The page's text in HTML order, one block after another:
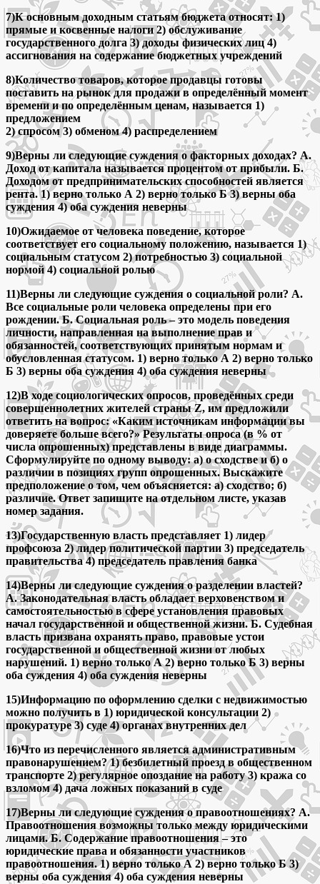
7)К основным доходным статьям бюджета относят: 1)
прямые и косвенные налоги 2) обслуживание
государственного долга 3) доходы физических лиц 4)
ассигнования на содержание бюджетных учреждений
8)Количество товаров, которое продавцы готовы
поставить на рынок для продажи в определённый момент
времени и по определённым ценам, называется 1)
предложением
2) спросом 3) обменом 4) распределением
9)Верны ли следующие суждения о факторных доходах? А.
Доход от капитала называется процентом от прибыли. Б.
Доходом от предпринимательских способностей является
рента. 1) верно только А 2) верно только Б 3) верны оба
суждения 4) оба суждения неверны
10)Ожидаемое от человека поведение, которое
соответствует его социальному положению, называется 1)
социальным статусом 2) потребностью 3) социальной
нормой 4) социальной ролью
11)Верны ли следующие суждения о социальной роли? А.
Все социальные роли человека определены при его
рождении. Б. Социальная роль – это модель поведения
личности, направленная на выполнение прав и
обязанностей, соответствующих принятым нормам и
обусловленная статусом. 1) верно только А 2) верно только
Б 3) верны оба суждения 4) оба суждения неверны
12)В ходе социологических опросов, проведённых среди
совершеннолетних жителей страны Z, им предложили
ответить на вопрос: «Каким источникам информации вы
доверяете больше всего?» Результаты опроса (в % от
числа опрошенных) представлены в виде диаграммы.
Сформулируйте по одному выводу: а) о сходстве и б) о
различии в позициях групп опрошенных. Выскажите
предположение о том, чем объясняется: а) сходство; б)
различие. Ответ запишите на отдельном листе, указав
номер задания.
13)Государственную власть представляет 1) лидер
профсоюза 2) лидер политической партии 3) председатель
правительства 4) председатель правления банка
14)Верны ли следующие суждения о разделении властей?
А. Законодательная власть обладает верховенством и
самостоятельностью в сфере установления правовых
начал государственной и общественной жизни. Б. Судебная
власть призвана охранять право, правовые устои
государственной и общественной жизни от любых
нарушений. 1) верно только А 2) верно только Б 3) верны
оба суждения 4) оба суждения неверны
15)Информацию по оформлению сделки с недвижимостью
можно получить в 1) юридической консультации 2)
прокуратуре 3) суде 4) органах внутренних дел
16)Что из перечисленного является административным
правонарушением? 1) безбилетный проезд в общественном
транспорте 2) регулярное опоздание на работу 3) кража со
взломом 4) дача ложных показаний в суде
17)Верны ли следующие суждения о правоотношениях? А.
Правоотношения возможны только между юридическими
лицами. Б. Содержание правоотношения – это
юридические права и обязанности участников
правоотношения. 1) верно только А 2) верно только Б 3)
верны оба суждения 4) оба суждения неверны